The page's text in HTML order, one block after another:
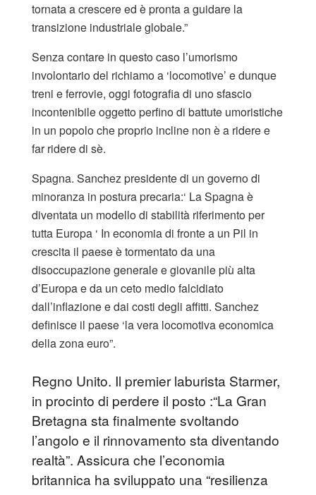
tornata a crescere ed è pronta a guidare la
transizione industriale globale.”
Senza contare in questo caso l’umorismo
involontario del richiamo a ‘locomotive’ e dunque
treni e ferrovie, oggi fotografia di uno sfascio
incontenibile oggetto perfino di battute umoristiche
in un popolo che proprio incline non è a ridere e
far ridere di sè.
Spagna. Sanchez presidente di un governo di
minoranza in postura precaria:‘ La Spagna è
diventata un modello di stabilità riferimento per
tutta Europa ‘ In economia di fronte a un Pil in
crescita il paese è tormentato da una
disoccupazione generale e giovanile più alta
d’Europa e da un ceto medio falcidiato
dall’inflazione e dai costi degli affitti. Sanchez
definisce il paese ‘la vera locomotiva economica
della zona euro”.
Regno Unito. Il premier laburista Starmer,
in procinto di perdere il posto :“La Gran
Bretagna sta finalmente svoltando
l’angolo e il rinnovamento sta diventando
realtà”. Assicura che l’economia
britannica ha sviluppato una “resilienza